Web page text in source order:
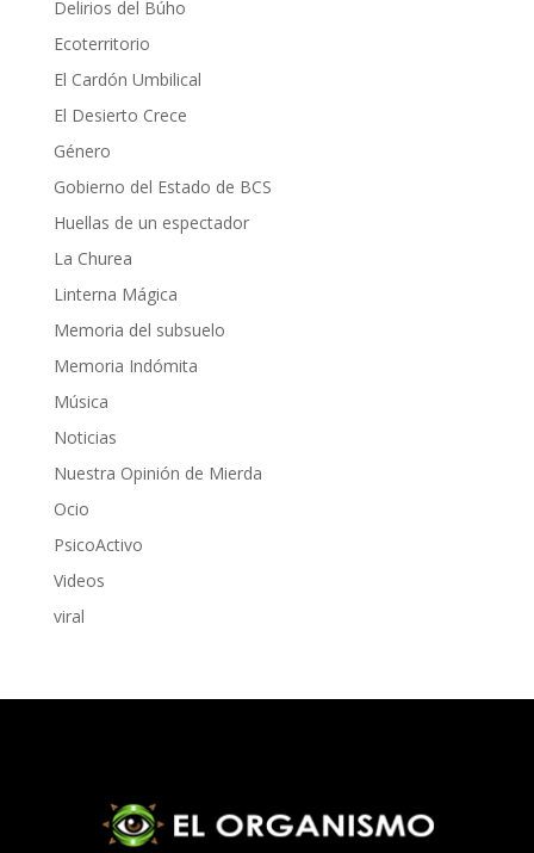
Delirios del Búho
Ecoterritorio
El Cardón Umbilical
El Desierto Crece
Género
Gobierno del Estado de BCS
Huellas de un espectador
La Churea
Linterna Mágica
Memoria del subsuelo
Memoria Indómita
Música
Noticias
Nuestra Opinión de Mierda
Ocio
PsicoActivo
Videos
viral